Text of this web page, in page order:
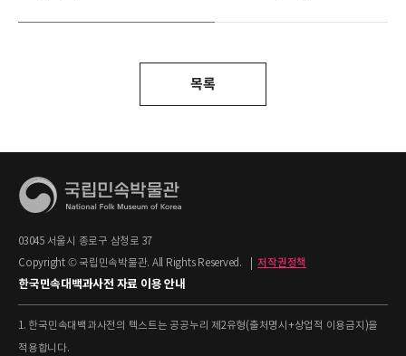
목록
03045 서울시 종로구 삼청로 37
Copyright © 국립민속박물관. All Rights Reserved.
저작권정책
한국민속대백과사전 자료 이용 안내
1. 한국민속대백과사전의 텍스트는 공공누리 제2유형(출처명시+상업적 이용금지)을
적용합니다.